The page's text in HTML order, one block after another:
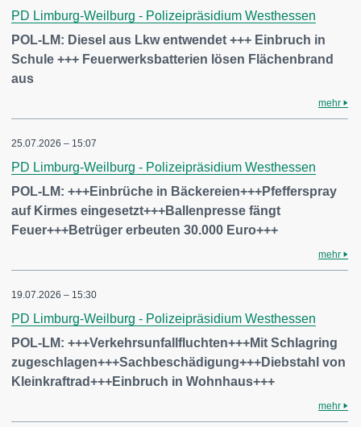
PD Limburg-Weilburg - Polizeipräsidium Westhessen
POL-LM: Diesel aus Lkw entwendet +++ Einbruch in
Schule +++ Feuerwerksbatterien lösen Flächenbrand
aus
mehr
25.07.2026 – 15:07
PD Limburg-Weilburg - Polizeipräsidium Westhessen
POL-LM: +++Einbrüche in Bäckereien+++Pfefferspray
auf Kirmes eingesetzt+++Ballenpresse fängt
Feuer+++Betrüger erbeuten 30.000 Euro+++
mehr
19.07.2026 – 15:30
PD Limburg-Weilburg - Polizeipräsidium Westhessen
POL-LM: +++Verkehrsunfallfluchten+++Mit Schlagring
zugeschlagen+++Sachbeschädigung+++Diebstahl von
Kleinkraftrad+++Einbruch in Wohnhaus+++
mehr